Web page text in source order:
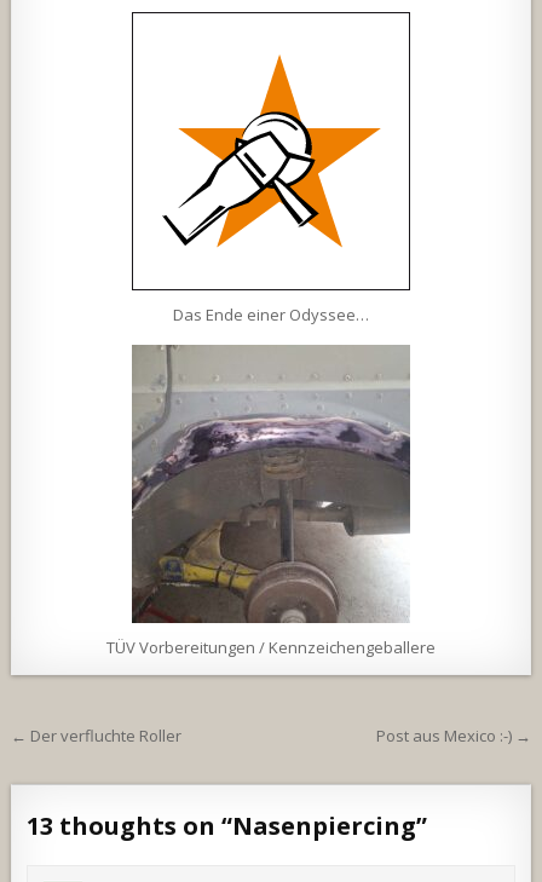
Das Ende einer Odyssee…
TÜV Vorbereitungen / Kennzeichengeballere
Beitragsnavigation
← Der verfluchte Roller Post aus Mexico :-) →
13 thoughts on “Nasenpiercing”